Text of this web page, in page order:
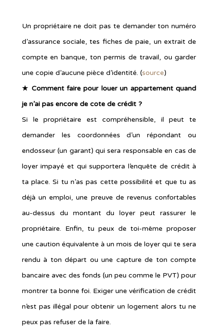
Un propriétaire ne doit pas te demander ton numéro
d’assurance sociale, tes fiches de paie, un extrait de
compte en banque, ton permis de travail, ou garder
une copie d’aucune pièce d’identité. (source)
★ Comment faire pour louer un appartement quand
je n’ai pas encore de cote de crédit ?
Si le propriétaire est compréhensible, il peut te
demander les coordonnées d’un répondant ou
endosseur (un garant) qui sera responsable en cas de
loyer impayé et qui supportera l’enquête de crédit à
ta place. Si tu n’as pas cette possibilité et que tu as
déjà un emploi, une preuve de revenus confortables
au-dessus du montant du loyer peut rassurer le
propriétaire. Enfin, tu peux de toi-même proposer
une caution équivalente à un mois de loyer qui te sera
rendu à ton départ ou une capture de ton compte
bancaire avec des fonds (un peu comme le PVT) pour
montrer ta bonne foi. Exiger une vérification de crédit
n’est pas illégal pour obtenir un logement alors tu ne
peux pas refuser de la faire.